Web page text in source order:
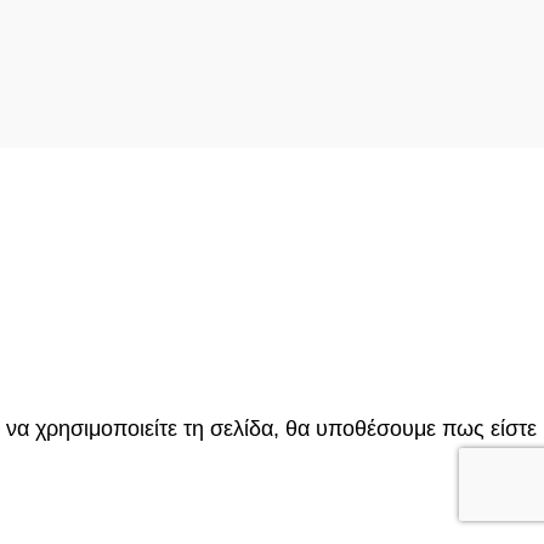
χρησιμοποιείτε τη σελίδα, θα υποθέσουμε πως είστε